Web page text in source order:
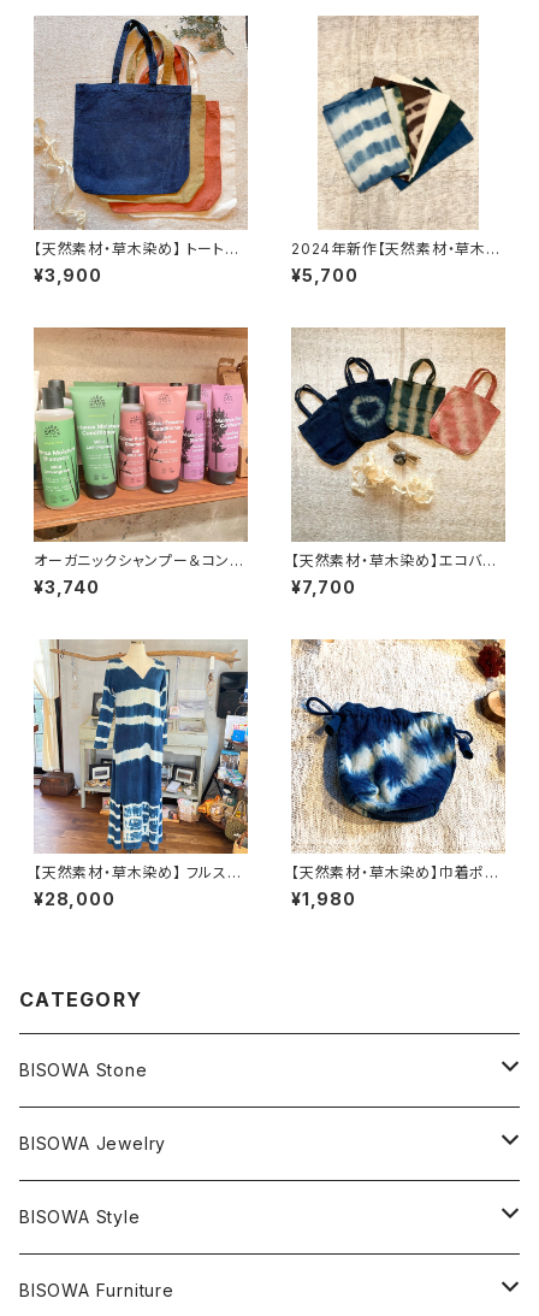
【天然素材・草木染め】 トートバ
ック ヘンプオーガニックコット
ン
¥3,900
2024年新作【天然素材・草木染
め】フンドシ ヘンプシルク
¥5,700
オーガニックシャンプー＆コンデ
ィショナーセット
¥3,740
【天然素材・草木染め】エコバッ
グ 100％wild hemp
¥7,700
【天然素材・草木染め】 フルスリ
ーブワンピース ヘンプコットン
¥28,000
【天然素材・草木染め】巾着ポー
チ ヘンプコットン S
¥1,980
CATEGORY
BISOWA Stone
マスタークリスタル / 水晶
エレスチャル
ライトニング
石の種類別
アメジスト
産地別
BISOWA Jewelry
ネックレス／ペンダント
宇佐美聖子
ピアス
BISOWA Style
ONE PIECE
BISOWA Furniture